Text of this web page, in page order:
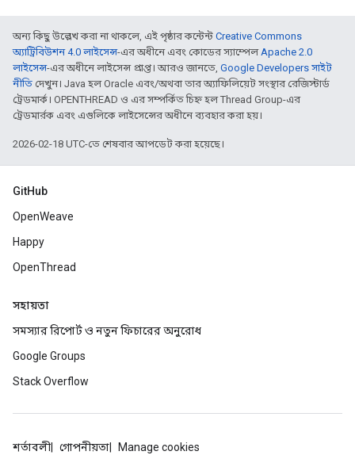
অন্য কিছু উল্লেখ করা না থাকলে, এই পৃষ্ঠার কন্টেন্ট Creative Commons
অ্যাট্রিবিউশন 4.0 লাইসেন্স-এর অধীনে এবং কোডের স্যাম্পেলApache 2.0
লাইসেন্স-এর অধীনে লাইসেন্স প্রাপ্ত। আরও জানতে, Google Developers সাইট
নীতি দেখুন। Java হল Oracle এবং/অথবা তার অ্যাফিলিয়েট সংস্থার রেজিস্টার্ড
ট্রেডমার্ক। OPENTHREAD ও এর সম্পর্কিত চিহ্ন হল Thread Group-এর
ট্রেডমার্রক এবং এগুলিকে লাইসেন্সের অধীনে ব্যবহার করা হয়।
2026-02-18 UTC-তে শেষবার আপডেট করা হয়েছে।
GitHub
OpenWeave
Happy
OpenThread
সহায়তা
সমস্যার রিপোর্ট ও নতুন ফিচারের অনুরোধ
Google Groups
Stack Overflow
শর্তাবলী গোপনীয়তা Manage cookies